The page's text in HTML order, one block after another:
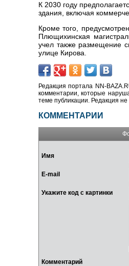
К 2030 году
здания, включая
Кроме того,
Плющихинская
учел также размещение
улице Кирова.
Редакция портала NN-
комментарии, которые
теме публикации. Редакция
КОММЕНТАРИИ
Имя
E-mail
Укажите код с картинки
Комментарий